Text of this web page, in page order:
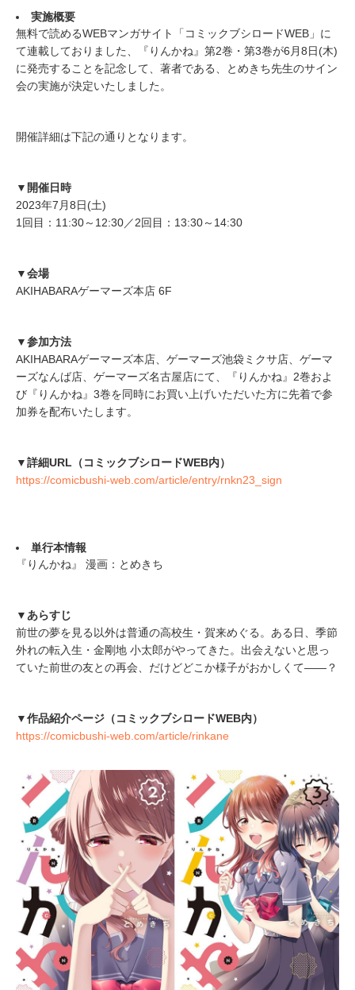
実施概要
無料で読めるWEBマンガサイト「コミックブシロードWEB」に
て連載しておりました、『りんかね』第2巻・第3巻が6月8日(木)
に発売することを記念して、著者である、とめきち先生のサイン
会の実施が決定いたしました。
開催詳細は下記の通りとなります。
▼開催日時
2023年7月8日(土)
1回目：11:30～12:30／2回目：13:30～14:30
▼会場
AKIHABARAゲーマーズ本店 6F
▼参加方法
AKIHABARAゲーマーズ本店、ゲーマーズ池袋ミクサ店、ゲーマ
ーズなんば店、ゲーマーズ名古屋店にて、『りんかね』2巻およ
び『りんかね』3巻を同時にお買い上げいただいた方に先着で参
加券を配布いたします。
▼詳細URL（コミックブシロードWEB内）
https://comicbushi-web.com/article/entry/rnkn23_sign
単行本情報
『りんかね』 漫画：とめきち
▼あらすじ
前世の夢を見る以外は普通の高校生・賀来めぐる。ある日、季節
外れの転入生・金剛地 小太郎がやってきた。出会えないと思っ
ていた前世の友との再会、だけどどこか様子がおかしくて——？
▼作品紹介ページ（コミックブシロードWEB内）
https://comicbushi-web.com/article/rinkane